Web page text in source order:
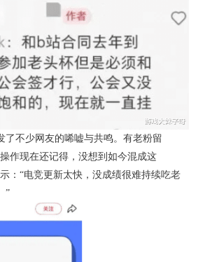
了不少网友的唏嘘与共鸣。有老粉留
作现在还记得，没想到如今混成这
：“电竞更新太快，没成绩很难持续吃老
”